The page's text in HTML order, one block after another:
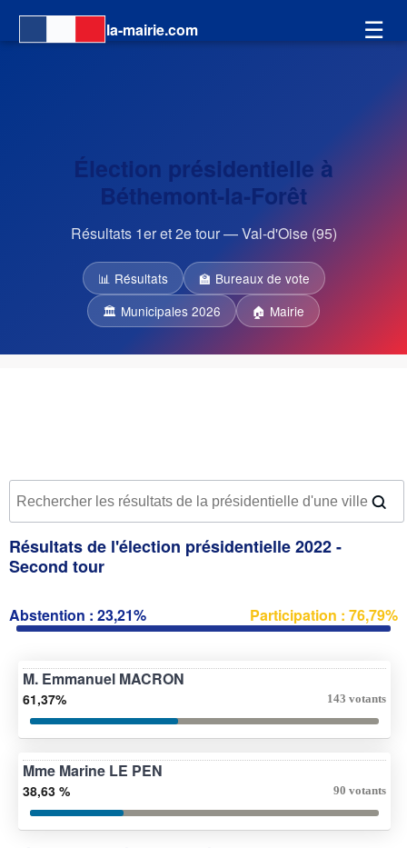
la-mairie.com ☰
Élection présidentielle à
Béthemont-la-Forêt
Résultats 1er et 2e tour — Val-d'Oise (95)
📊 Résultats
🏫 Bureaux de vote
🏛 Municipales 2026
🏠 Mairie
Résultats de l'élection présidentielle 2022 -
Second tour
Abstention : 23,21% Participation : 76,79%
M. Emmanuel MACRON
61,37% 143 votants
Mme Marine LE PEN
38,63 % 90 votants